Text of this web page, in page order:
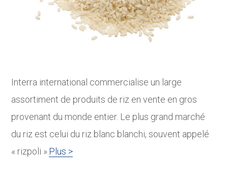
Interra international commercialise un large
assortiment de produits de riz en vente en gros
provenant du monde entier. Le plus grand marché
du riz est celui du riz blanc blanchi, souvent appelé
« rizpoli ».Plus >